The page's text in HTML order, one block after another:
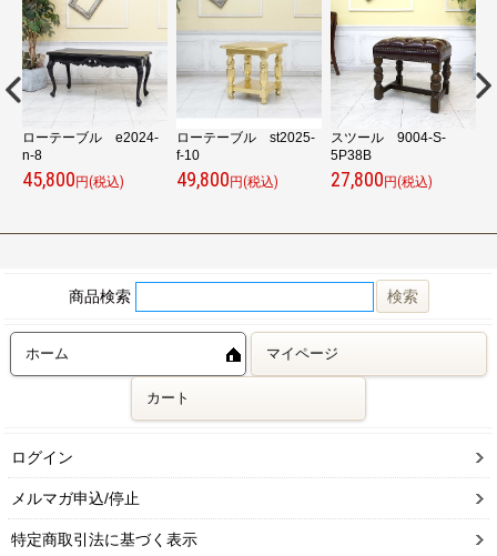
ローテーブル e2024-
n-8
45,800 円(税込)
ローテーブル st2025-
f-10
49,800 円(税込)
スツール 9004-S-
5P38B
27,800 円(税込)
商品検索
ホーム マイページ
カート
ログイン
メルマガ申込/停止
特定商取引法に基づく表示